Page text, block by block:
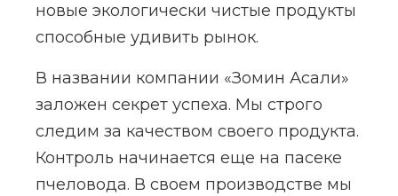
новые экологически чистые продукты
способные удивить рынок.
В названии компании «Зомин Асали»
заложен секрет успеха. Мы строго
следим за качеством своего продукта.
Контроль начинается еще на пасеке
пчеловода. В своем производстве мы